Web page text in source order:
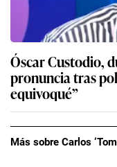
Óscar Custodio,
pronuncia tras
equivoqué”
Más sobre Carlos